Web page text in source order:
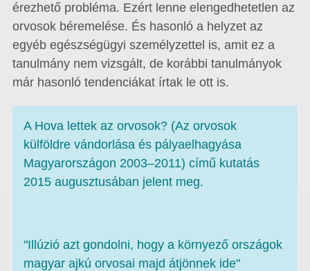
érezhető probléma. Ezért lenne elengedhetetlen az
orvosok béremelése. És hasonló a helyzet az
egyéb egészségügyi személyzettel is, amit ez a
tanulmány nem vizsgált, de korábbi tanulmányok
már hasonló tendenciákat írtak le ott is.
A Hova lettek az orvosok? (Az orvosok
külföldre vándorlása és pályaelhagyása
Magyarországon 2003–2011) című kutatás
2015 augusztusában jelent meg.
"Illúzió azt gondolni, hogy a környező országok
magyar ajkú orvosai majd átjönnek ide"